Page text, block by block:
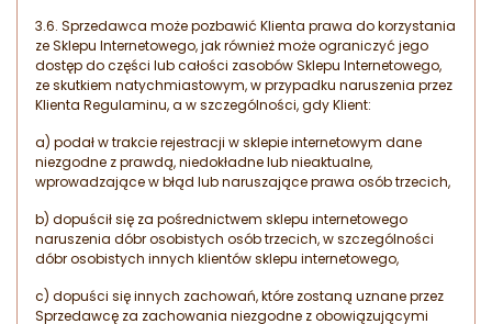
3.6. Sprzedawca może pozbawić Klienta prawa do korzystania
ze Sklepu Internetowego, jak również może ograniczyć jego
dostęp do części lub całości zasobów Sklepu Internetowego,
ze skutkiem natychmiastowym, w przypadku naruszenia przez
Klienta Regulaminu, a w szczególności, gdy Klient:
a) podał w trakcie rejestracji w sklepie internetowym dane
niezgodne z prawdą, niedokładne lub nieaktualne,
wprowadzające w błąd lub naruszające prawa osób trzecich,
b) dopuścił się za pośrednictwem sklepu internetowego
naruszenia dóbr osobistych osób trzecich, w szczególności
dóbr osobistych innych klientów sklepu internetowego,
c) dopuści się innych zachowań, które zostaną uznane przez
Sprzedawcę za zachowania niezgodne z obowiązującymi